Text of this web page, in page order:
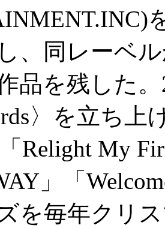
、同レーベ
品を残した
〉を立ち
Relight My
」「
を毎年クリ